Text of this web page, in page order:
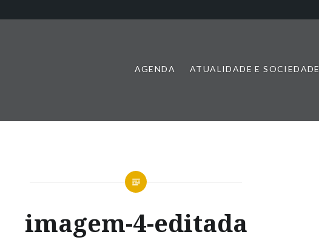
AGENDA ATUALIDADE E SOCIEDADE
imagem-4-editada